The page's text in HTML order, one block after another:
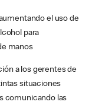
el uso de
para
manos
a los gerentes de
situaciones
comunicando las